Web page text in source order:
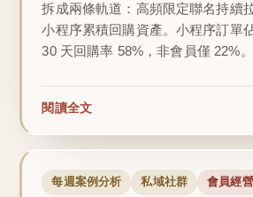
拆成兩條軌道：高頻限定聯名持續
小程序累積回購資產。小程序訂單
30 天回購率 58%，非會員僅 22%。
閱讀全文
每週案例分析 私域社群 會員經營